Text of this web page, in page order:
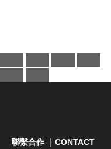
聯繫合作 ｜CONTACT